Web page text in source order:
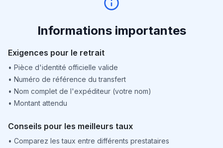
Informations importantes
Exigences pour le retrait
• Pièce d'identité officielle valide
• Numéro de référence du transfert
• Nom complet de l'expéditeur (votre nom)
• Montant attendu
Conseils pour les meilleurs taux
• Comparez les taux entre différents prestataires